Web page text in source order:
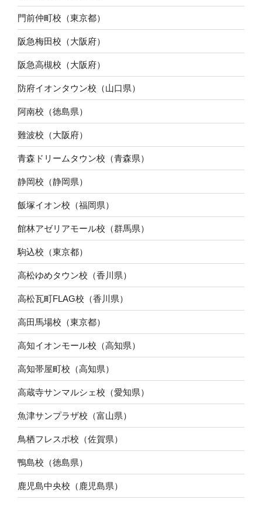
門前仲町校（東京都）
阪急梅田校（大阪府）
阪急高槻校（大阪府）
防府イオンタウン校（山口県）
阿南校（徳島県）
難波校（大阪府）
青森ドリームタウン校（青森県）
静岡校（静岡県）
飯塚イオン校（福岡県）
館林アゼリアモール校（群馬県）
駒込校（東京都）
高松ゆめタウン校（香川県）
高松瓦町FLAG校（香川県）
高田馬場校（東京都）
高知イオンモール校（高知県）
高知帯屋町校（高知県）
高蔵寺サンマルシェ校（愛知県）
魚津サンプラザ校（富山県）
鳥栖フレスポ校（佐賀県）
鴨島校（徳島県）
鹿児島中央校（鹿児島県）